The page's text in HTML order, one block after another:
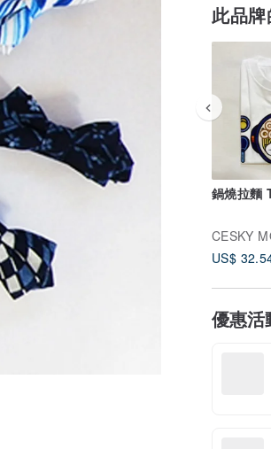
此品
鍋燒拉麵
CESKY
US$
優惠活